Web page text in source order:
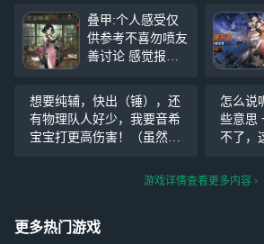
叠甲:个人感受仅
供参考不喜勿喷友
善讨论 感觉报
mm 剧情节奏不知
所云，没什么让人
看下去的欲望，没
有紧迫感和代入
的 说起战斗界面
了，，感觉大部分
色调都很一致
想要纯辅，快出（锤），还
有物理队人好少，我要音希
宝宝打更高伤害！（虽然知
怎么说
些意思
不了，
好向，
游戏详情查看更多内容
更多热门游戏